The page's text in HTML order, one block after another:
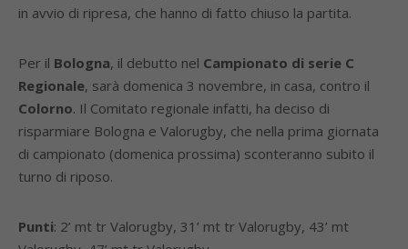
in avvio di ripresa, che hanno di fatto chiuso la partita.
Per il Bologna, il debutto nel Campionato di serie C
Regionale, sarà domenica 3 novembre, in casa, contro il
Colorno. Il Comitato regionale infatti, ha deciso di
risparmiare Bologna e Valorugby, che nella prima giornata
di campionato (domenica prossima) sconteranno subito il
turno di riposo.
Punti: 2’ mt tr Valorugby, 31’ mt tr Valorugby, 43’ mt